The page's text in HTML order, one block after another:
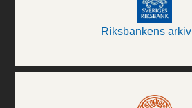
Riksbankens arkiv